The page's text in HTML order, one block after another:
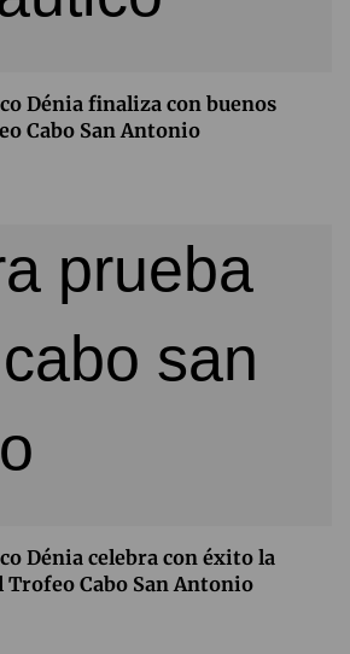
Dénia finaliza con buenos
Cabo San Antonio
Dénia celebra con éxito la
Trofeo Cabo San Antonio